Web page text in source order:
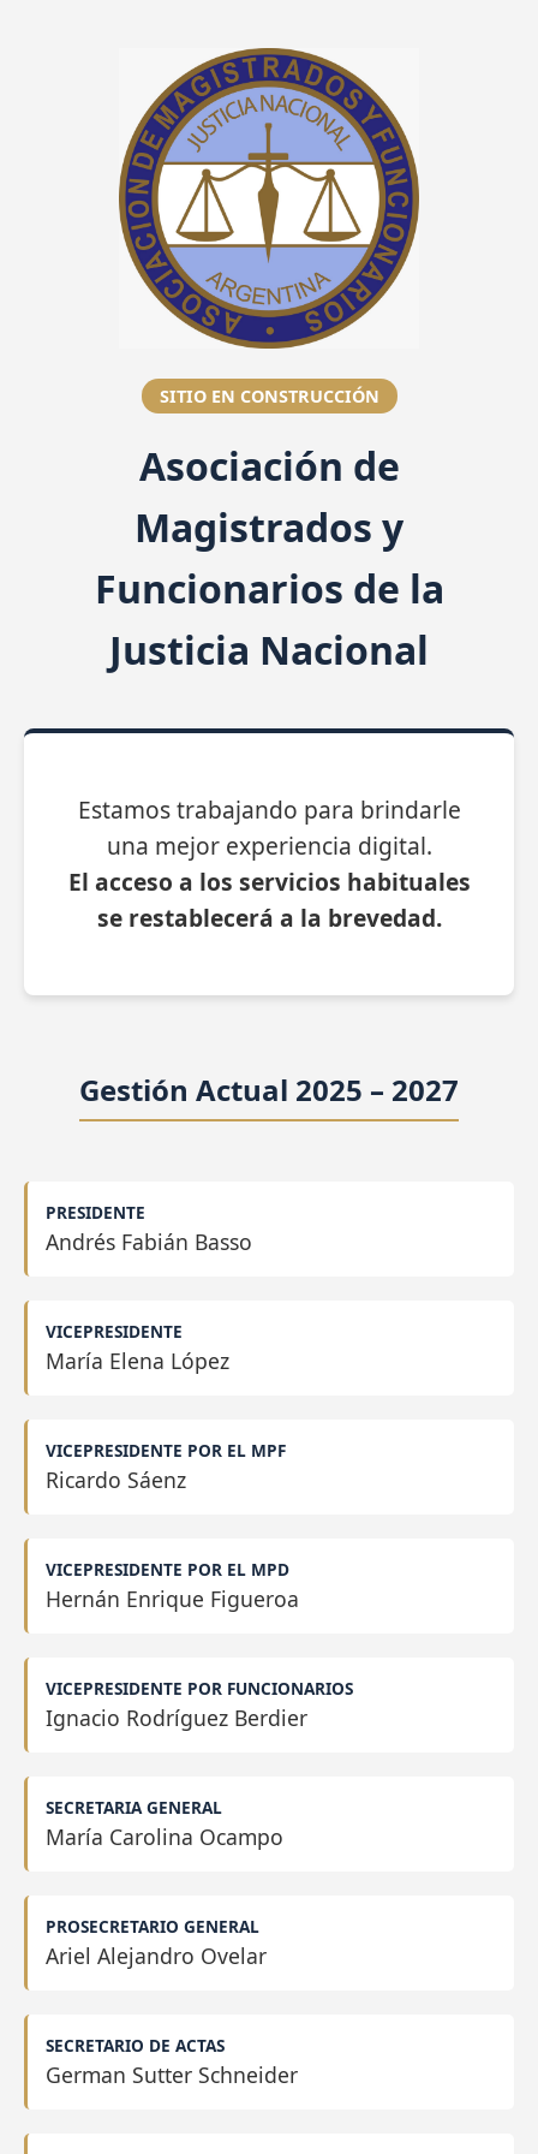
SITIO EN CONSTRUCCIÓN
Asociación de
Magistrados y
Funcionarios de la
Justicia Nacional
Estamos trabajando para brindarle
una mejor experiencia digital.
El acceso a los servicios habituales
se restablecerá a la brevedad.
Gestión Actual 2025 – 2027
PRESIDENTE
Andrés Fabián Basso
VICEPRESIDENTE
María Elena López
VICEPRESIDENTE POR EL MPF
Ricardo Sáenz
VICEPRESIDENTE POR EL MPD
Hernán Enrique Figueroa
VICEPRESIDENTE POR FUNCIONARIOS
Ignacio Rodríguez Berdier
SECRETARIA GENERAL
María Carolina Ocampo
PROSECRETARIO GENERAL
Ariel Alejandro Ovelar
SECRETARIO DE ACTAS
German Sutter Schneider